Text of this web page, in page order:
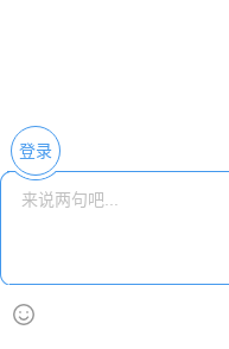
登录